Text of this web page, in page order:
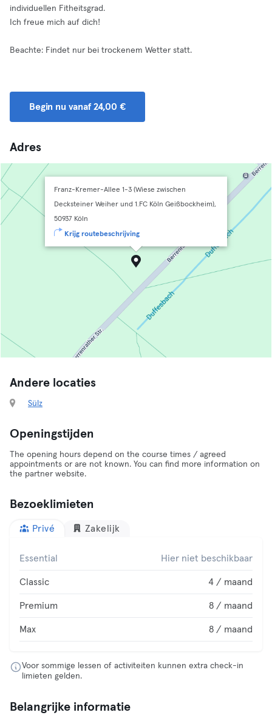
individuellen Fitheitsgrad.
Ich freue mich auf dich!
Beachte: Findet nur bei trockenem Wetter statt.
Begin nu vanaf 24,00 €
Adres
Franz-Kremer-Allee 1-3 (Wiese zwischen
Decksteiner Weiher und 1.FC Köln Geißbockheim),
50937 Köln
Krijg routebeschrijving
Andere locaties
Sülz
Openingstijden
The opening hours depend on the course times / agreed
appointments or are not known. You can find more information on
the partner website.
Bezoeklimieten
Privé Zakelijk
Essential Hier niet beschikbaar
Classic 4 / maand
Premium 8 / maand
Max 8 / maand
Voor sommige lessen of activiteiten kunnen extra check-in
limieten gelden.
Belangrijke informatie